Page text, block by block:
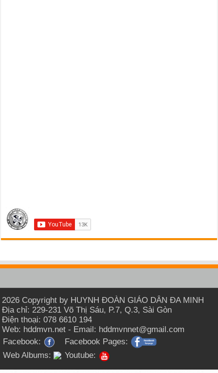
2026 Copyright by HUYNH ĐOÀN GIÁO DÂN ĐA MINH
Địa chỉ: 229-231 Võ Thị Sáu, P.7, Q.3, Sài Gòn
Điện thoại: 078 6610 194
Web: hddmvn.net - Email: hddmvnnet@gmail.com
Facebook:
Facebook Pages:
Web Albums:
Youtube: